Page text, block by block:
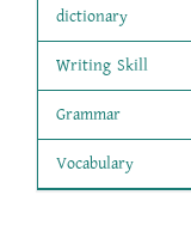
dictionary
Writing Skill
Grammar
Vocabulary